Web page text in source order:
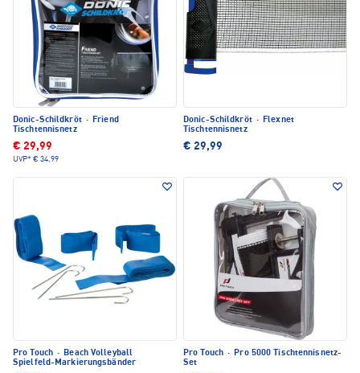
Donic-Schildkröt · Friend
Tischtennisnetz
€ 29,99
UVP* € 34,99
Donic-Schildkröt · Flexnet
Tischtennisnetz
€ 29,99
Pro Touch · Beach Volleyball
Spielfeld-Markierungsbänder
Pro Touch · Pro 5000 Tischtennisnetz-
Set